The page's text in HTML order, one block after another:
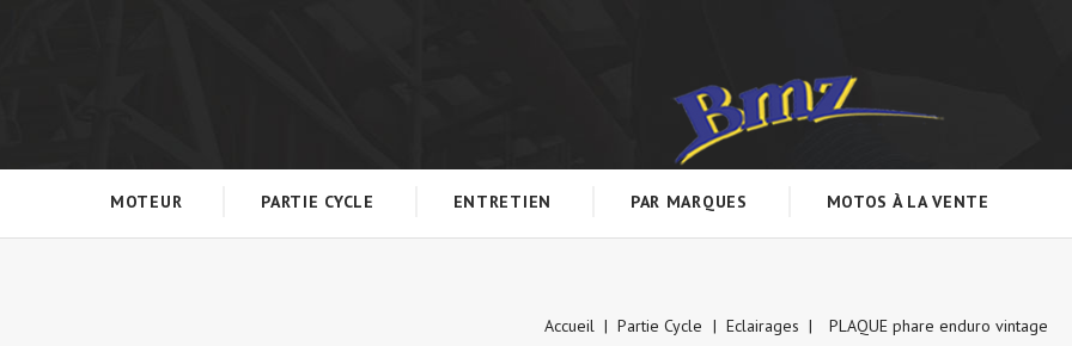
MOTEUR PARTIE CYCLE ENTRETIEN PAR MARQUES MOTOS À LA VENTE
Accueil Partie Cycle Eclairages PLAQUE phare enduro vintage